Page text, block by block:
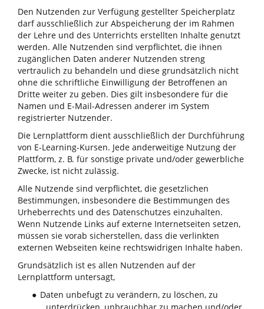
Den Nutzenden zur Verfügung gestellter Speicherplatz
darf ausschließlich zur Abspeicherung der im Rahmen
der Lehre und des Unterrichts erstellten Inhalte genutzt
werden. Alle Nutzenden sind verpflichtet, die ihnen
zugänglichen Daten anderer Nutzenden streng
vertraulich zu behandeln und diese grundsätzlich nicht
ohne die schriftliche Einwilligung der Betroffenen an
Dritte weiter zu geben. Dies gilt insbesondere für die
Namen und E-Mail-Adressen anderer im System
registrierter Nutzender.
Die Lernplattform dient ausschließlich der Durchführung
von E-Learning-Kursen. Jede anderweitige Nutzung der
Plattform, z. B. für sonstige private und/oder gewerbliche
Zwecke, ist nicht zulässig.
Alle Nutzende sind verpflichtet, die gesetzlichen
Bestimmungen, insbesondere die Bestimmungen des
Urheberrechts und des Datenschutzes einzuhalten.
Wenn Nutzende Links auf externe Internetseiten setzen,
müssen sie vorab sicherstellen, dass die verlinkten
externen Webseiten keine rechtswidrigen Inhalte haben.
Grundsätzlich ist es allen Nutzenden auf der
Lernplattform untersagt,
● Daten unbefugt zu verändern, zu löschen, zu